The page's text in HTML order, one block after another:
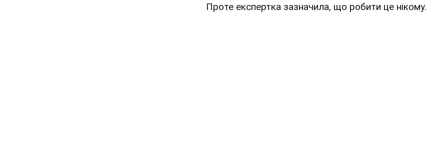
Проте експертка зазначила, що робити це нікому.